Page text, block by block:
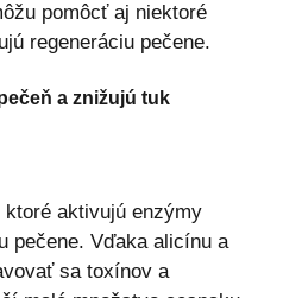
pomôcť aj niektoré
regeneráciu pečene.
a znižujú tuk
aktivujú enzýmy
pečene. Vďaka alicínu a
sa toxínov a